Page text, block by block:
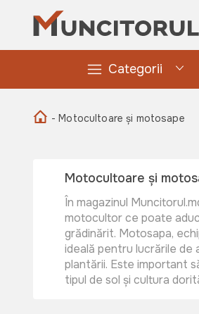
Categorii
- Motocultoare și motosape
Motocultoare și
În magazinul
motocultor ce poate
grădinărit. Motosapa,
ideală pentru lucrările de
plantării. Este important
tipul de sol și cultura